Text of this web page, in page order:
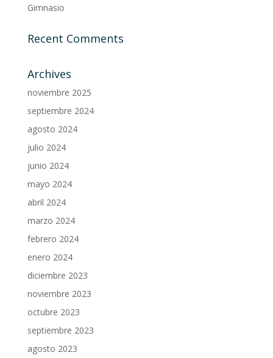
Gimnasio
Recent Comments
Archives
noviembre 2025
septiembre 2024
agosto 2024
julio 2024
junio 2024
mayo 2024
abril 2024
marzo 2024
febrero 2024
enero 2024
diciembre 2023
noviembre 2023
octubre 2023
septiembre 2023
agosto 2023